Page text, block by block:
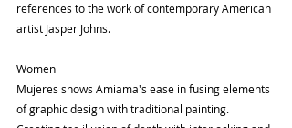
references to the work of contemporary American
artist Jasper Johns.
Women
Mujeres shows Amiama's ease in fusing elements
of graphic design with traditional painting.